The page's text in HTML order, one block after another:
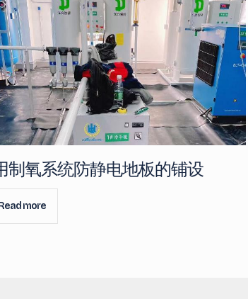
制氧系统防静电地板的铺设
more